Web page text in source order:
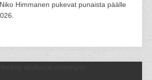
Himmanen pukevat punaista päälle